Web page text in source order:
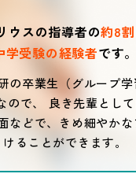
ウスの指導者の約8
学受験の経験者です。
の卒業生（グループ
で、
良き先輩とし
などで、きめ細やか
けることができます。